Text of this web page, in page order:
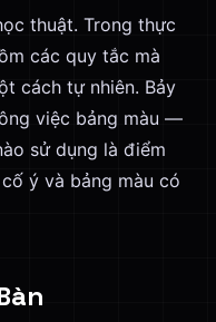
thuật. Trong thực
các quy tắc mà
cách tự nhiên. Bảy
việc bảng màu —
sử dụng là điểm
ý và bảng màu có